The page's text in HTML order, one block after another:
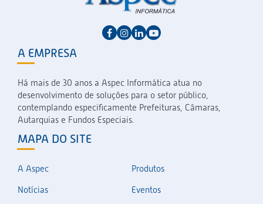
A EMPRESA
Há mais de 30 anos a Aspec Informática atua no
desenvolvimento de soluções para o setor público,
contemplando especificamente Prefeituras, Câmaras,
Autarquias e Fundos Especiais.
MAPA DO SITE
A Aspec
Produtos
Notícias
Eventos